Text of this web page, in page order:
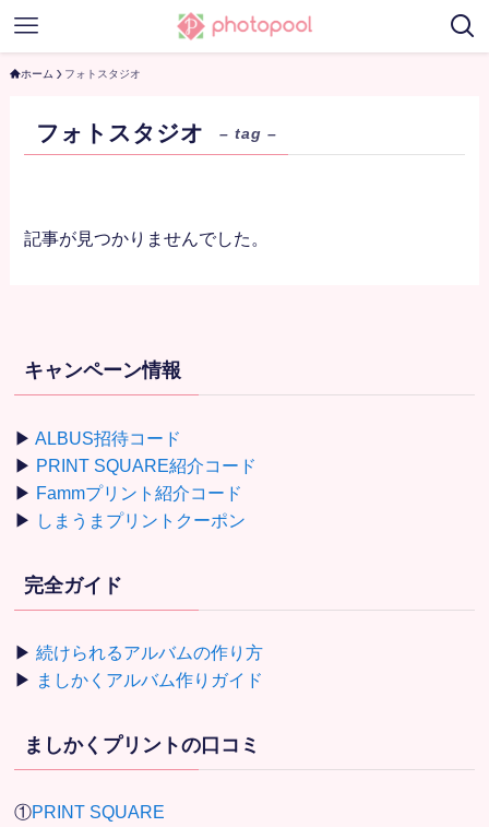
ホーム フォトスタジオ
フォトスタジオ – tag –
記事が見つかりませんでした。
キャンペーン情報
▶ALBUS招待コード
▶ PRINT SQUARE紹介コード
▶ Fammプリント紹介コード
▶ しまうまプリントクーポン
完全ガイド
▶続けられるアルバムの作り方
▶ ましかくアルバム作りガイド
ましかくプリントの口コミ
①PRINT SQUARE